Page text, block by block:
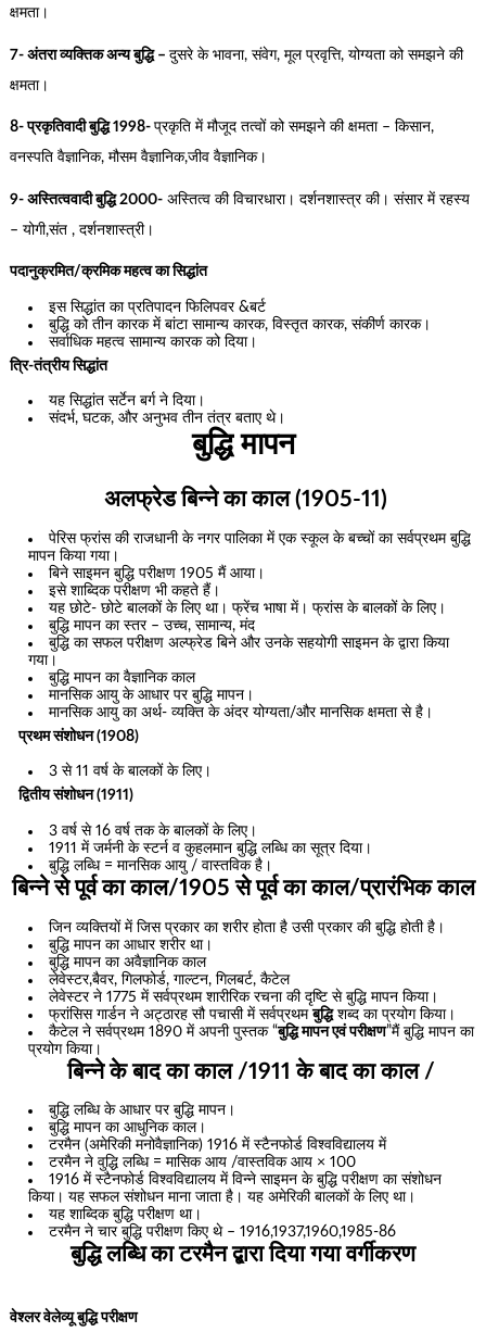
क्षमता।
7- अंतरा व्यक्तिक अन्य बुद्धि – दुसरे के भावना, संवेग, मूल प्रवृत्ति, योग्यता को समझने की
क्षमता।
8- प्रकृतिवादी बुद्धि 1998- प्रकृति में मौजूद तत्वों को समझने की क्षमता – किसान,
वनस्पति वैज्ञानिक, मौसम वैज्ञानिक,जीव वैज्ञानिक।
9- अस्तित्ववादी बुद्धि 2000-अस्तित्व की विचारधारा। दर्शनशास्त्र की। संसार में रहस्य
– योगी,संत , दर्शनशास्त्री।
पदानुक्रमित/क्रमिक महत्व का सिद्धांत
इस सिद्धांत का प्रतिपादन फिलिपवर &बर्ट
बुद्धि को तीन कारक में बांटा सामान्य कारक, विस्तृत कारक, संकीर्ण कारक।
सर्वाधिक महत्व सामान्य कारक को दिया।
त्रि-तंत्रीय सिद्धांत
यह सिद्धांत सर्टेन बर्ग ने दिया।
संदर्भ, घटक, और अनुभव तीन तंत्र बताए थे।
बुद्धि मापन
अलफ्रेड बिन्ने का काल (1905-11)
पेरिस फ्रांस की राजधानी के नगर पालिका में एक स्कूल के बच्चों का सर्वप्रथम बुद्धि
मापन किया गया।
बिने साइमन बुद्धि परीक्षण 1905 मैं आया।
इसे शाब्दिक परीक्षण भी कहते हैं।
यह छोटे- छोटे बालकों के लिए था। फ्रेंच भाषा में। फ्रांस के बालकों के लिए।
बुद्धि मापन का स्तर – उच्च, सामान्य, मंद
बुद्धि का सफल परीक्षण अल्फ्रेड बिने और उनके सहयोगी साइमन के द्वारा किया
गया।
बुद्धि मापन का वैज्ञानिक काल
मानसिक आयु के आधार पर बुद्धि मापन।
मानसिक आयु का अर्थ- व्यक्ति के अंदर योग्यता/और मानसिक क्षमता से है।
प्रथम संशोधन (1908)
3 से 11 वर्ष के बालकों के लिए।
द्वितीय संशोधन (1911)
3 वर्ष से 16 वर्ष तक के बालकों के लिए।
1911 में जर्मनी के स्टर्न व कुहलमान बुद्धि लब्धि का सूत्र दिया।
बुद्धि लब्धि = मानसिक आयु / वास्तविक है।
बिन्ने से पूर्व का काल/1905 से पूर्व का काल/प्रारंभिक काल
जिन व्यक्तियों में जिस प्रकार का शरीर होता है उसी प्रकार की बुद्धि होती है।
बुद्धि मापन का आधार शरीर था।
बुद्धि मापन का अवैज्ञानिक काल
लेवेस्टर,बैवर, गिलफोर्ड, गाल्टन, गिलबर्ट, कैटेल
लेवेस्टर ने 1775 में सर्वप्रथम शारीरिक रचना की दृष्टि से बुद्धि मापन किया।
फ्रांसिस गार्डन ने अट्ठारह सौ पचासी में सर्वप्रथमबुद्धिशब्द का प्रयोग किया।
कैटेल ने सर्वप्रथम 1890 में अपनी पुस्तक “बुद्धि मापन एवं परीक्षण”मैं बुद्धि मापन का
प्रयोग किया।
बिन्ने के बाद का काल /1911 के बाद का काल /
बुद्धि लब्धि के आधार पर बुद्धि मापन।
बुद्धि मापन का आधुनिक काल।
टरमैन (अमेरिकी मनोवैज्ञानिक) 1916 में स्टैनफोर्ड विश्वविद्यालय में
टरमैन ने वुद्धि लब्धि = मासिक आय /वास्तविक आय × 100
1916 में स्टैनफोर्ड विश्वविद्यालय में विन्ने साइमन के बुद्धि परीक्षण का संशोधन
किया। यह सफल संशोधन माना जाता है। यह अमेरिकी बालकों के लिए था।
यह शाब्दिक बुद्धि परीक्षण था।
टरमैन ने चार बुद्धि परीक्षण किए थे – 1916,1937,1960,1985-86
बुद्धि लब्धि का टरमैन द्बारा दिया गया वर्गीकरण
वेश्लर वेलेव्यू बुद्धि परीक्षण